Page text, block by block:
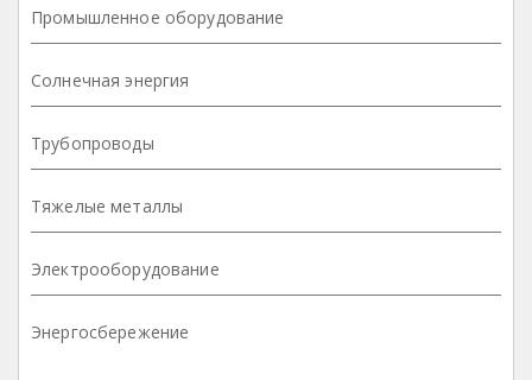
Промышленное оборудование
Солнечная энергия
Трубопроводы
Тяжелые металлы
Электрооборудование
Энергосбережение